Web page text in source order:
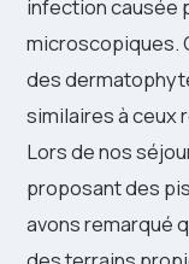
infection causée
microscopiques.
des
similaires à ceux
Lors de nos
proposant des
avons remarqué